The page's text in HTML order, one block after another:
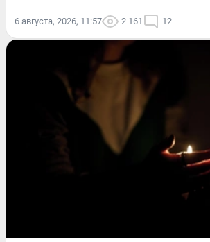
6 августа, 2026, 11:57 2 161 12